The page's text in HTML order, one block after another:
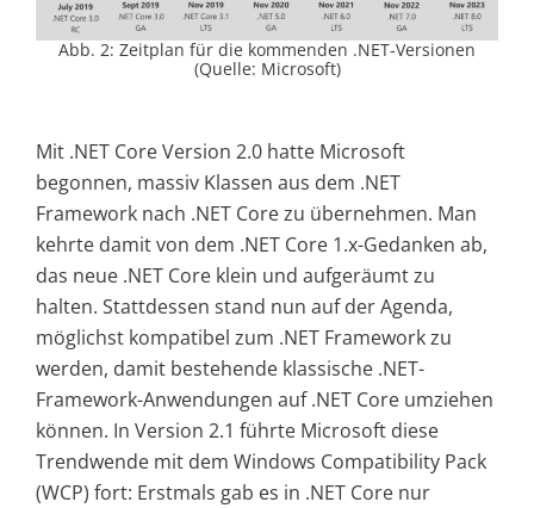
Abb. 2: Zeitplan für die kommenden .NET-Versionen
(Quelle: Microsoft)
Mit .NET Core Version 2.0 hatte Microsoft
begonnen, massiv Klassen aus dem .NET
Framework nach .NET Core zu übernehmen. Man
kehrte damit von dem .NET Core 1.x-Gedanken ab,
das neue .NET Core klein und aufgeräumt zu
halten. Stattdessen stand nun auf der Agenda,
möglichst kompatibel zum .NET Framework zu
werden, damit bestehende klassische .NET-
Framework-Anwendungen auf .NET Core umziehen
können. In Version 2.1 führte Microsoft diese
Trendwende mit dem Windows Compatibility Pack
(WCP) fort: Erstmals gab es in .NET Core nur